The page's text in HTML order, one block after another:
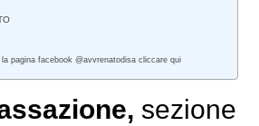
la pagina facebook @avvrenatodisa cliccare qui
sezione